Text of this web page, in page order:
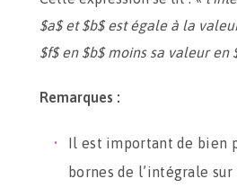
$a$ et $b$ est égale à la
$f$ en $b$ moins sa valeur en
Remarques :
Il est important de bien
bornes de l’intégrale